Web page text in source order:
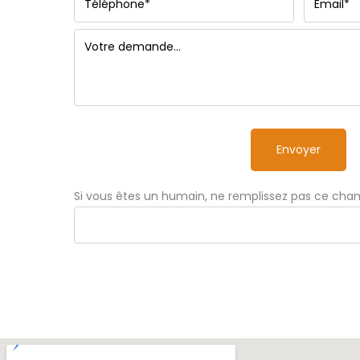
téléphone
Envoyer
Si vous êtes un humain, ne remplissez pas ce